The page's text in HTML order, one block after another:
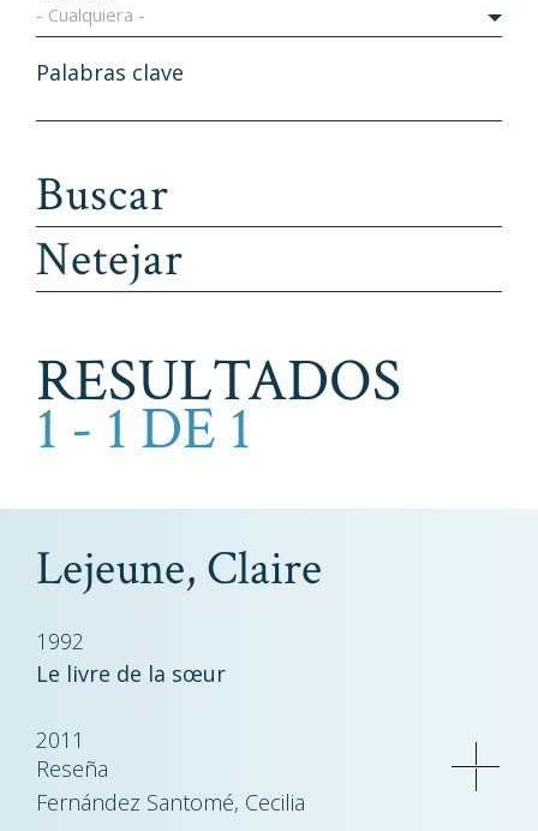
- Cualquiera -
Palabras clave
RESULTADOS
1 - 1 DE 1
Lejeune, Claire
1992
Le livre de la sœur
2011
Reseña
Fernández Santomé, Cecilia